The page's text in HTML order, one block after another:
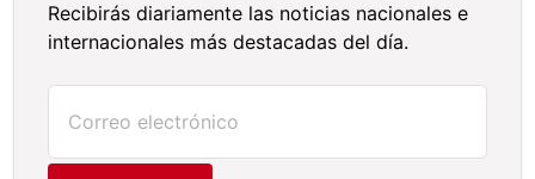
Recibirás diariamente las noticias nacionales e
internacionales más destacadas del día.